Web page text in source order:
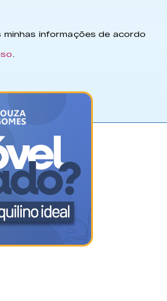
informações de acordo
.